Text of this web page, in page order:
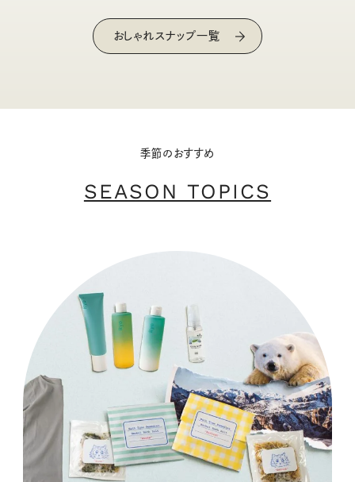
おしゃれスナップ一覧
季節のおすすめ
SEASON TOPICS